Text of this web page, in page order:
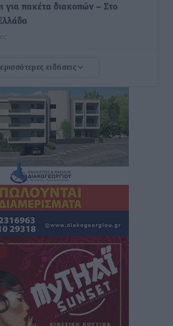
για πακέτα διακοπών – Στο
Ρόδο για την H Hotels –
πριν 4 ώρες
παράνομα σε μονόδρομο στο
όχημα με μητέρα και
4 ώρες
το προσφυγικό σαν ταινία
μαρτυρία της Χαρούλας
για τα γεγονότα που οδήγησαν στο
πριν 4 ώρες
Κότσιρα στις 21 Αυγούστου
ειδήσεις